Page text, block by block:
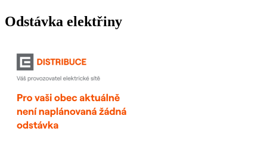
Odstávka elektřiny